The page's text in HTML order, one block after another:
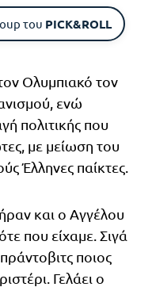
του PICK&ROLL
Ολυμπιακό τον
ενώ
πολιτικής που
με μείωση του
Έλληνες παίκτες.
και ο Αγγέλου
που είχαμε. Σιγά
ποιος
Γελάει ο